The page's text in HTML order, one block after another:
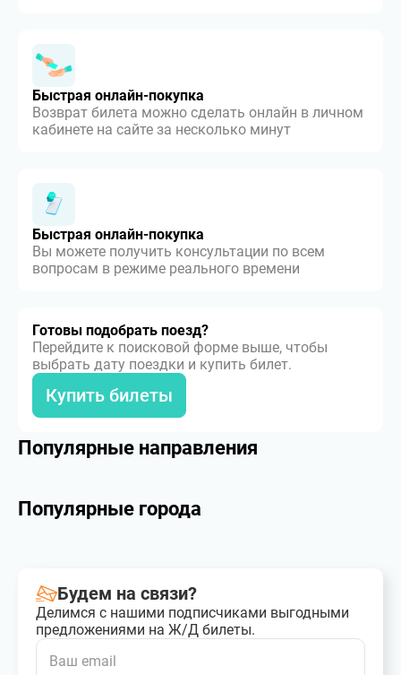
Быстрая онлайн-покупка
Возврат билета можно сделать онлайн в личном
кабинете на сайте за несколько минут
Быстрая онлайн-покупка
Вы можете получить консультации по всем
вопросам в режиме реального времени
Готовы подобрать поезд?
Перейдите к поисковой форме выше, чтобы
выбрать дату поездки и купить билет.
Купить билеты
Популярные направления
Популярные города
Будем на связи?
Делимся с нашими подписчиками выгодными
предложениями на Ж/Д билеты.